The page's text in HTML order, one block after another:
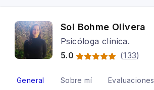
Sol Bohme Olivera
Psicóloga clínica.
5.0
(133)
General Sobre mí Evaluaciones